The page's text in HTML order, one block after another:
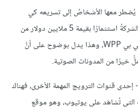
يُضطر معها الأشخاصُ إلى تسريعه كي
ينتهيَ عرضُه، كما تلقّت تلك الشركةُ استثمارًا بقيمة 5 ملايين دولار من
عملاقِ الإعلان؛ شركةِ دبليو بي بي WPP، وهذا يدل بوضوح على أنَّ
خيرًا من المدونات الصوتية.
قنوات الترويج المهمة الأخرى، فهناك
التي تُشاهَد على يوتيوب، وهو موقع